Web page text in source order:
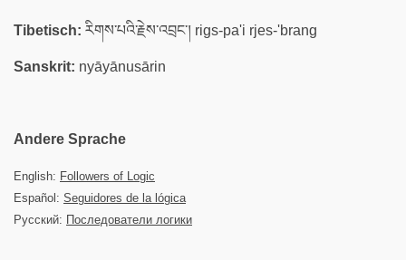
Tibetisch: རིགས་པའི་རྗེས་འབྲང་། rigs-pa'i rjes-'brang
Sanskrit: nyāyānusārin
Andere Sprache
English: Followers of Logic
Español: Seguidores de la lógica
Русский: Последователи логики